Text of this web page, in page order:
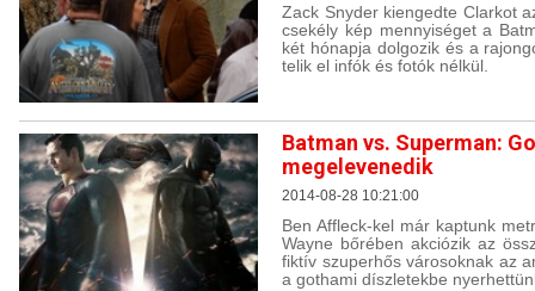
Zack Snyder kiengedte Clarkot
csekély kép mennyiséget a
két hónapja dolgozik és a
telik el infók és fotók nélkül.
Batman vs. Superman:
megelevenedik
2014-08-28 10:21:00
Ben Affleck-kel már kaptunk
Wayne bőrében akciózik az
fiktív szuperhős városoknak az
a gothami díszletekbe